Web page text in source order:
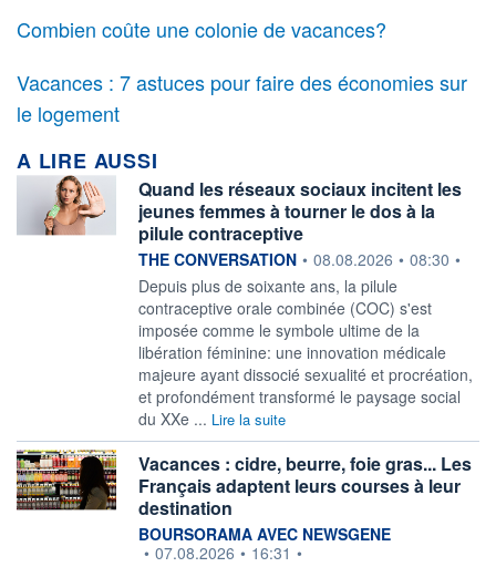
Combien coûte une colonie de vacances?
Vacances : 7 astuces pour faire des économies sur
le logement
A LIRE AUSSI
Quand les réseaux sociaux incitent les
jeunes femmes à tourner le dos à la
pilule contraceptive
information fournie par
THE CONVERSATION • 08.08.2026 • 08:30 •
Depuis plus de soixante ans, la pilule
contraceptive orale combinée (COC) s'est
imposée comme le symbole ultime de la
libération féminine: une innovation médicale
majeure ayant dissocié sexualité et procréation,
et profondément transformé le paysage social
du XXe ... Lire la suite
Vacances : cidre, beurre, foie gras... Les
Français adaptent leurs courses à leur
destination
information fournie par
BOURSORAMA AVEC NEWSGENE
• 07.08.2026 • 16:31 •